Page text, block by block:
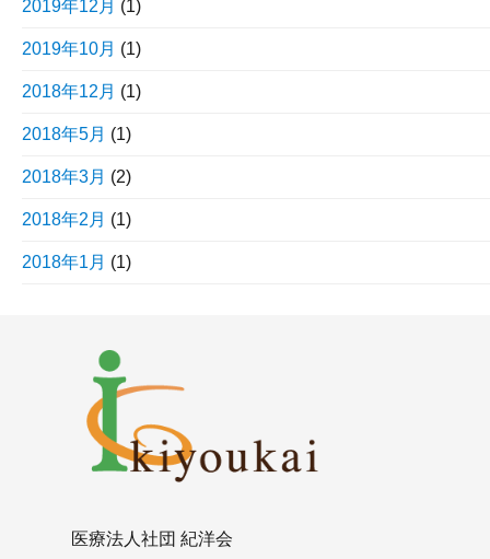
2019年12月 (1)
2019年10月 (1)
2018年12月 (1)
2018年5月 (1)
2018年3月 (2)
2018年2月 (1)
2018年1月 (1)
医療法人社団 紀洋会